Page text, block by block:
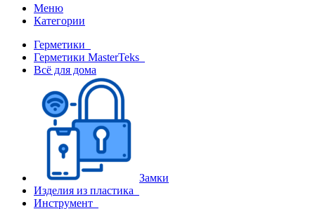
Меню
Категории
Герметики
Герметики MasterTeks
Всё для дома
Замки
Изделия из пластика
Инструмент